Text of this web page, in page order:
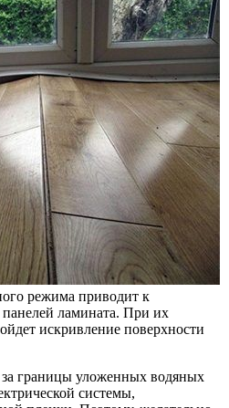
режима приводит к
ламината. При их
искривление поверхности
границы уложенных водяных
системы,